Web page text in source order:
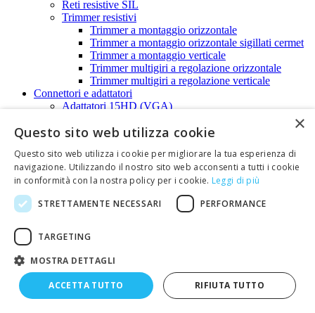
Reti resistive SIL
Trimmer resistivi
Trimmer a montaggio orizzontale
Trimmer a montaggio orizzontale sigillati cermet
Trimmer a montaggio verticale
Trimmer multigiri a regolazione orizzontale
Trimmer multigiri a regolazione verticale
Connettori e adattatori
Adattatori 15HD (VGA)
Adattatori audio/video
Adattatori BNC
Adattatori F
Adattatori FME
Adattatori miniUHF
Adattatori N
Adattatori DVI
Adattatori HDMI
Adattatori per fibra ottica
Adattatori per microfono XLR
×
Questo sito web utilizza cookie
Questo sito web utilizza i cookie per migliorare la tua esperienza di
navigazione. Utilizzando il nostro sito web acconsenti a tutti i cookie
in conformità con la nostra policy per i cookie. Leggi di più
STRETTAMENTE NECESSARI
PERFORMANCE
TARGETING
MOSTRA DETTAGLI
ACCETTA TUTTO RIFIUTA TUTTO